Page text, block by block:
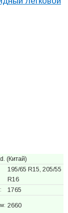
(Китай)
195/65 R15, 205/55
R16
1765
2660